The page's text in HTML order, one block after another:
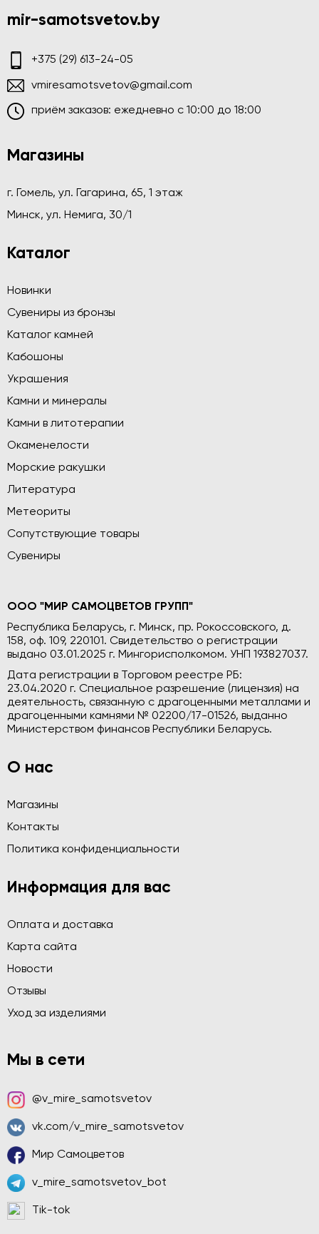
mir-samotsvetov.by
+375 (29) 613-24-05
vmiresamotsvetov@gmail.com
приём заказов: ежедневно c 10:00 до 18:00
Магазины
г. Гомель, ул. Гагарина, 65, 1 этаж
Минск, ул. Немига, 30/1
Каталог
Новинки
Сувениры из бронзы
Каталог камней
Кабошоны
Украшения
Камни и минералы
Камни в литотерапии
Окаменелости
Морские ракушки
Литература
Метеориты
Сопутствующие товары
Сувениры
ООО "МИР САМОЦВЕТОВ ГРУПП"
Республика Беларусь, г. Минск, пр. Рокоссовского, д.
158, оф. 109, 220101. Свидетельство о регистрации
выдано 03.01.2025 г. Мингорисполкомом. УНП 193827037.
Дата регистрации в Торговом реестре РБ:
23.04.2020 г. Специальное разрешение (лицензия) на
деятельность, связанную с драгоценными металлами и
драгоценными камнями № 02200/17-01526, выданно
Министерством финансов Республики Беларусь.
О нас
Магазины
Контакты
Политика конфиденциальности
Информация для вас
Оплата и доставка
Карта сайта
Новости
Отзывы
Уход за изделиями
Мы в сети
@v_mire_samotsvetov
vk.com/v_mire_samotsvetov
Мир Самоцветов
v_mire_samotsvetov_bot
Tik-tok